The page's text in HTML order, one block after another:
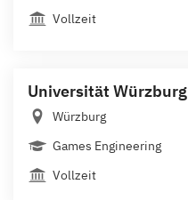
Vollzeit
Universität Würzburg
Würzburg
Games Engineering
Vollzeit